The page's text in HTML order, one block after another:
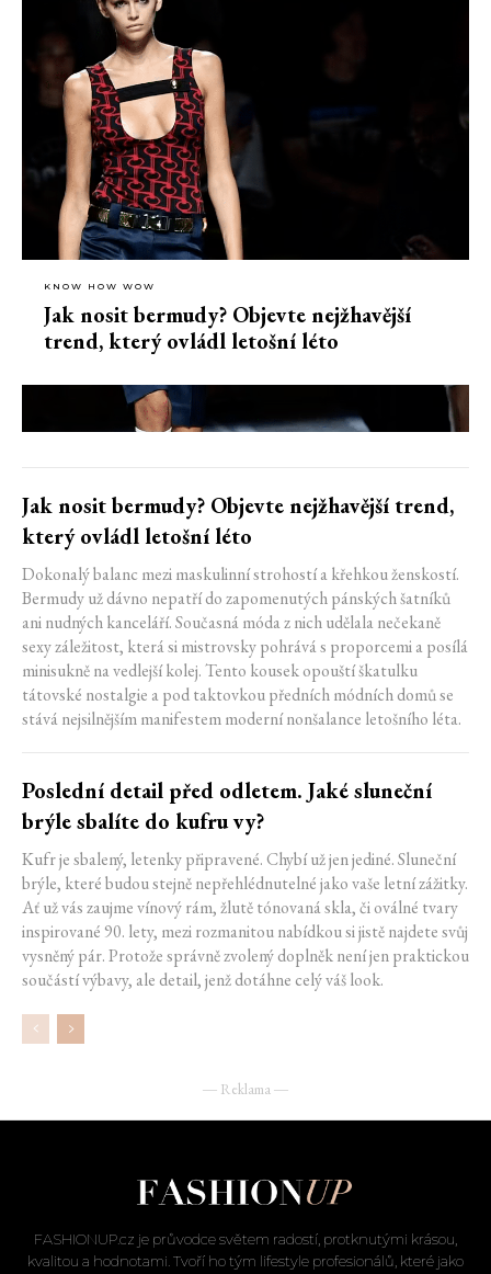
KNOW HOW WOW
Jak nosit bermudy? Objevte nejžhavější
trend, který ovládl letošní léto
Jak nosit bermudy? Objevte nejžhavější trend,
který ovládl letošní léto
Dokonalý balanc mezi maskulinní strohostí a křehkou ženskostí.
Bermudy už dávno nepatří do zapomenutých pánských šatníků
ani nudných kanceláří. Současná móda z nich udělala nečekaně
sexy záležitost, která si mistrovsky pohrává s proporcemi a posílá
minisukně na vedlejší kolej. Tento kousek opouští škatulku
tátovské nostalgie a pod taktovkou předních módních domů se
stává nejsilnějším manifestem moderní nonšalance letošního léta.
Poslední detail před odletem. Jaké sluneční
brýle sbalíte do kufru vy?
Kufr je sbalený, letenky připravené. Chybí už jen jediné. Sluneční
brýle, které budou stejně nepřehlédnutelné jako vaše letní zážitky.
Ať už vás zaujme vínový rám, žlutě tónovaná skla, či oválné tvary
inspirované 90. lety, mezi rozmanitou nabídkou si jistě najdete svůj
vysněný pár. Protože správně zvolený doplněk není jen praktickou
součástí výbavy, ale detail, jenž dotáhne celý váš look.
― Reklama ―
FASHIONUP.cz je průvodce světem radostí, protknutými krásou,
kvalitou a hodnotami. Tvoří ho tým lifestyle profesionálů, které jako